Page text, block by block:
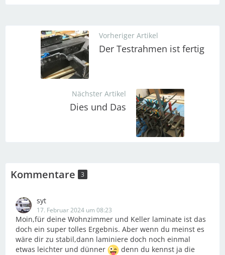
Vorheriger Artikel
Der Testrahmen ist fertig
Nächster Artikel
Dies und Das
Kommentare 3
syt
17. Februar 2024 um 08:23
Moin,für deine Wohnzimmer und Keller laminate ist das
doch ein super tolles Ergebnis. Aber wenn du meinst es
wäre dir zu stabil,dann laminiere doch noch einmal
etwas leichter und dünner
denn du kennst ja die